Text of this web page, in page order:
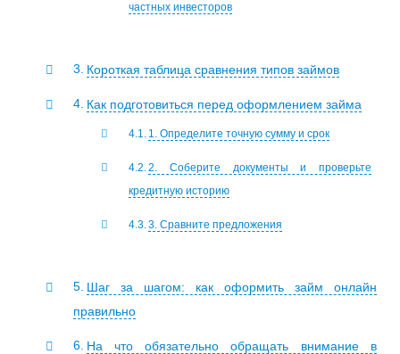
частных инвесторов
Короткая таблица сравнения типов займов
Как подготовиться перед оформлением займа
1. Определите точную сумму и срок
2. Соберите документы и проверьте
кредитную историю
3. Сравните предложения
Шаг за шагом: как оформить займ онлайн
правильно
На что обязательно обращать внимание в